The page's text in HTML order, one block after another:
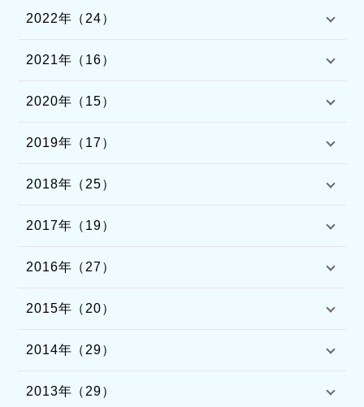
2022年（24）
2021年（16）
2020年（15）
2019年（17）
2018年（25）
2017年（19）
2016年（27）
2015年（20）
2014年（29）
2013年（29）